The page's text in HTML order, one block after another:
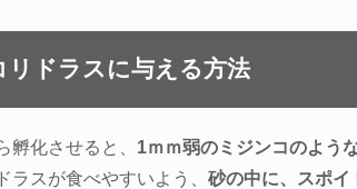
リドラスに与える方法
孵化させると、 1ｍｍ弱のミジンコのよう
ラスが食べやすいよう、 砂の中に、スポイ